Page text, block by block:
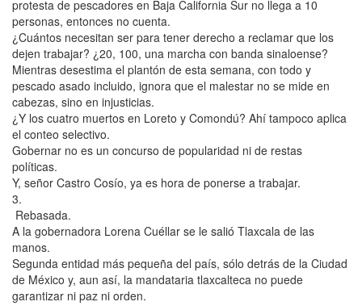
protesta de pescadores en Baja California Sur no llega a 10
personas, entonces no cuenta.
¿Cuántos necesitan ser para tener derecho a reclamar que los
dejen trabajar? ¿20, 100, una marcha con banda sinaloense?
Mientras desestima el plantón de esta semana, con todo y
pescado asado incluido, ignora que el malestar no se mide en
cabezas, sino en injusticias.
¿Y los cuatro muertos en Loreto y Comondú? Ahí tampoco aplica
el conteo selectivo.
Gobernar no es un concurso de popularidad ni de restas
políticas.
Y, señor Castro Cosío, ya es hora de ponerse a trabajar.
3.
Rebasada.
A la gobernadora Lorena Cuéllar se le salió Tlaxcala de las
manos.
Segunda entidad más pequeña del país, sólo detrás de la Ciudad
de México y, aun así, la mandataria tlaxcalteca no puede
garantizar ni paz ni orden.